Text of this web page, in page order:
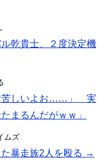
乾貴士、２度決定機
苦しいよお……」 実
まるんだがｗｗ」
ムズ
暴走族2人を殴る →